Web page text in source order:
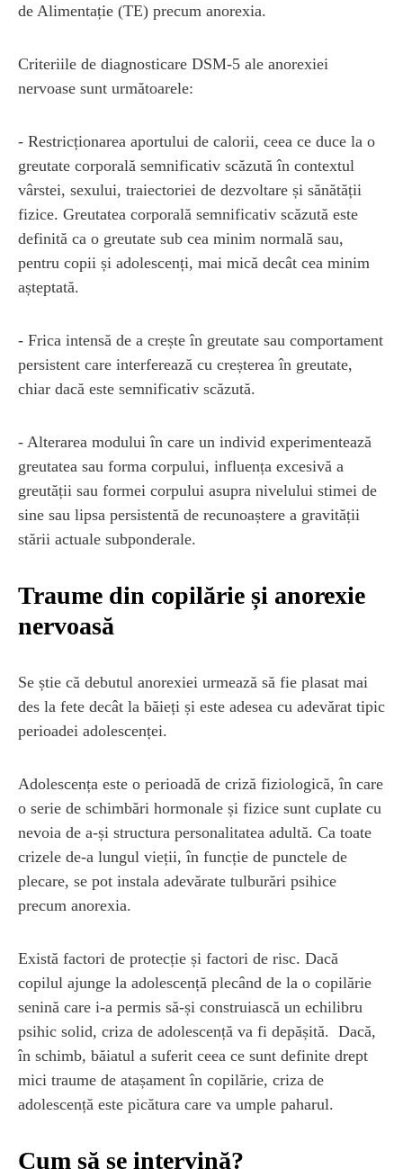
de Alimentație (TE) precum anorexia.
Criteriile de diagnosticare DSM-5 ale anorexiei
nervoase sunt următoarele:
- Restricționarea aportului de calorii, ceea ce duce la o
greutate corporală semnificativ scăzută în contextul
vârstei, sexului, traiectoriei de dezvoltare și sănătății
fizice. Greutatea corporală semnificativ scăzută este
definită ca o greutate sub cea minim normală sau,
pentru copii și adolescenți, mai mică decât cea minim
așteptată.
- Frica intensă de a crește în greutate sau comportament
persistent care interferează cu creșterea în greutate,
chiar dacă este semnificativ scăzută.
- Alterarea modului în care un individ experimentează
greutatea sau forma corpului, influența excesivă a
greutății sau formei corpului asupra nivelului stimei de
sine sau lipsa persistentă de recunoaștere a gravității
stării actuale subponderale.
Traume din copilărie și anorexie
nervoasă
Se știe că debutul anorexiei urmează să fie plasat mai
des la fete decât la băieți și este adesea cu adevărat tipic
perioadei adolescenței.
Adolescența este o perioadă de criză fiziologică, în care
o serie de schimbări hormonale și fizice sunt cuplate cu
nevoia de a-și structura personalitatea adultă. Ca toate
crizele de-a lungul vieții, în funcție de punctele de
plecare, se pot instala adevărate tulburări psihice
precum anorexia.
Există factori de protecție și factori de risc. Dacă
copilul ajunge la adolescență plecând de la o copilărie
senină care i-a permis să-și construiască un echilibru
psihic solid, criza de adolescență va fi depășită. Dacă,
în schimb, băiatul a suferit ceea ce sunt definite drept
mici traume de atașament în copilărie, criza de
adolescență este picătura care va umple paharul.
Cum să se intervină?